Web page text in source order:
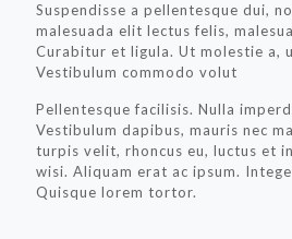
Suspendisse a pellentesque dui,
malesuada elit lectus felis,
Curabitur et ligula. Ut molestie a,
Vestibulum commodo volut
Pellentesque facilisis. Nulla
Vestibulum dapibus, mauris nec
turpis velit, rhoncus eu, luctus et
wisi. Aliquam erat ac ipsum.
Quisque lorem tortor.